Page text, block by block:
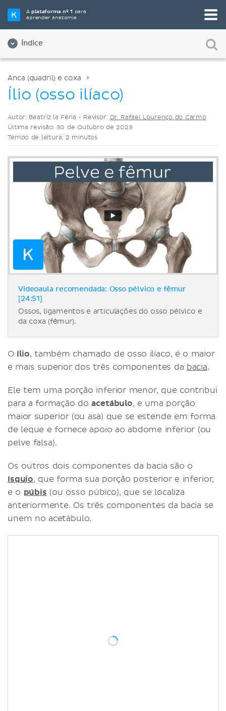
Aplataforma nº 1 para
aprender anatomia
Índice
Selecione a sua ferramenta de estudo favorita
Videoaulas
Anca (quadril) e coxa
Ílio (osso ilíaco)
Autor: Beatriz la Féria • Revisor: Dr. Rafael Lourenço do Carmo
Última revisão: 30 de Outubro de 2023
Tempo de leitura: 2 minutos
Videoaula recomendada: Osso pélvico e fêmur
[24:51]
Ossos, ligamentos e articulações do osso pélvico e
da coxa (fêmur).
O ílio, também chamado de osso ilíaco, é o maior
e mais superior dos três componentes da bacia.
Ele tem uma porção inferior menor, que contribui
para a formação doacetábulo, e uma porção
maior superior (ou asa) que se estende em forma
de leque e fornece apoio ao abdome inferior (ou
pelve falsa).
Os outros dois componentes da bacia são o
ísquio, que forma sua porção posterior e inferior,
e o púbis (ou osso púbico), que se localiza
anteriormente. Os três componentes da bacia se
unem no acetábulo.